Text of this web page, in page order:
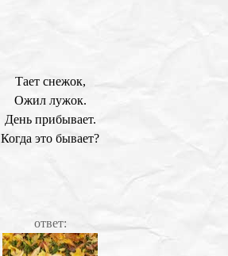
Тает снежок,
Ожил лужок.
День прибывает.
Когда это бывает?
ответ: